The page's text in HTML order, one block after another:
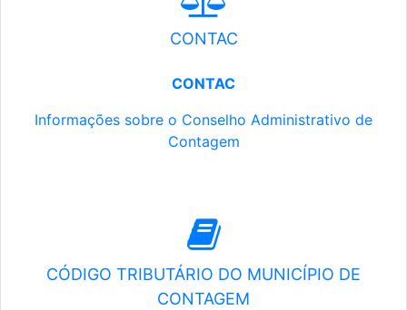
CONTAC
CONTAC
Informações sobre o Conselho Administrativo de
Contagem
CÓDIGO TRIBUTÁRIO DO MUNICÍPIO DE
CONTAGEM